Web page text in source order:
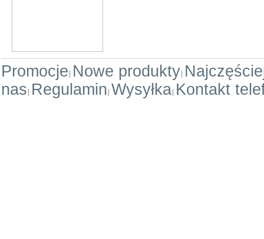
Promocje Nowe produkty
nas Regulamin Wysyłka Kontakt